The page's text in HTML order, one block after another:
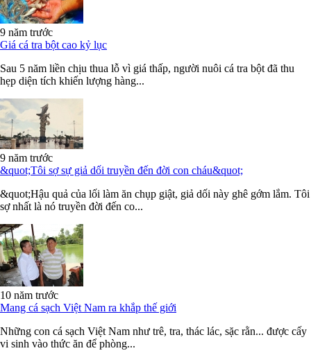
9 năm trước
Giá cá tra bột cao kỷ lục
Sau 5 năm liền chịu thua lỗ vì giá thấp, người nuôi cá tra bột đã thu
hẹp diện tích khiến lượng hàng...
9 năm trước
&quot;Tôi sợ sự giả dối truyền đến đời con cháu&quot;
&quot;Hậu quả của lối làm ăn chụp giật, giả dối này ghê gớm lắm. Tôi
sợ nhất là nó truyền đời đến co...
10 năm trước
Mang cá sạch Việt Nam ra khắp thế giới
Những con cá sạch Việt Nam như trê, tra, thác lác, sặc rằn... được cấy
vi sinh vào thức ăn để phòng...